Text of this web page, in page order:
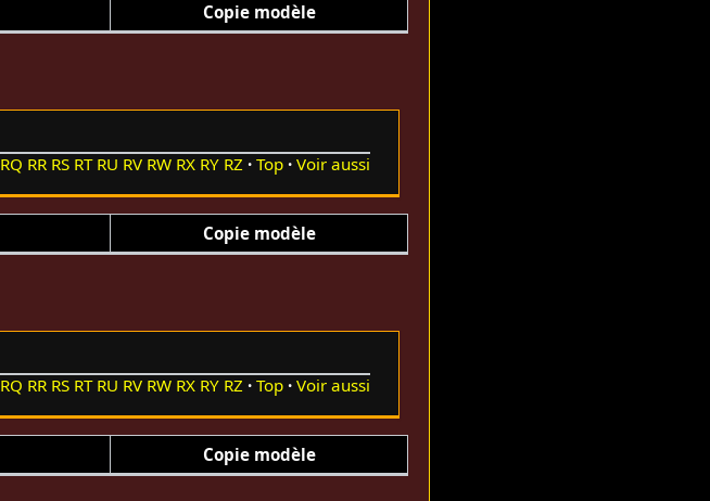
Copie modèle
RQ RR RS RT RU RV RW RX RY RZ Top Voir aussi
Copie modèle
RQ RR RS RT RU RV RW RX RY RZ Top Voir aussi
Copie modèle